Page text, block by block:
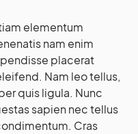
elementum
nam enim
placerat
Nam leo tellus,
quis ligula. Nunc
sapien nec tellus
Cras